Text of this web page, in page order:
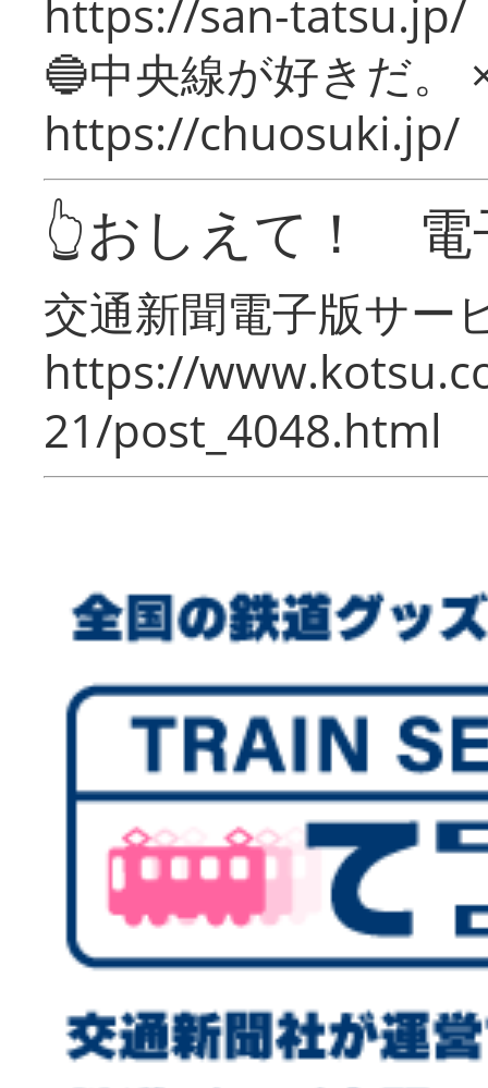
https://san-tatsu.jp/
🔵中央線が好きだ。
https://chuosuki.jp/
👆おしえて！ 電
交通新聞電子版サー
https://
21/post_4048.html